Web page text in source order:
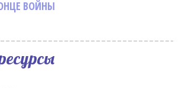
ВОЙНЫ